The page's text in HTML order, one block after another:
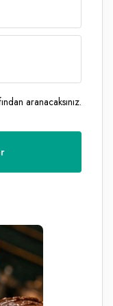
aranacaksınız.